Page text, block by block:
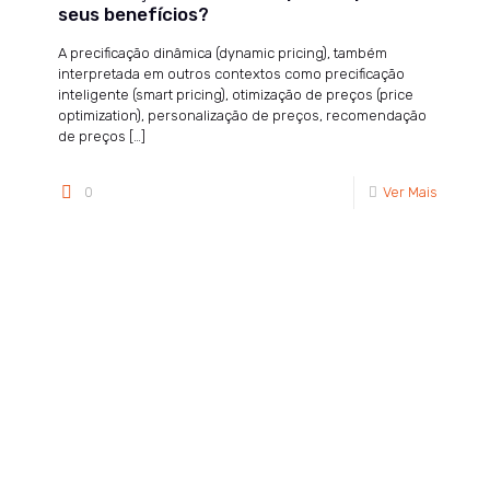
seus benefícios?
A precificação dinâmica (dynamic pricing), também
interpretada em outros contextos como precificação
inteligente (smart pricing), otimização de preços (price
optimization), personalização de preços, recomendação
de preços […]
0 Ver Mais